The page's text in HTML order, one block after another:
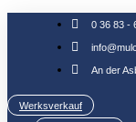
0 36 83 -
An der
Werksverkauf